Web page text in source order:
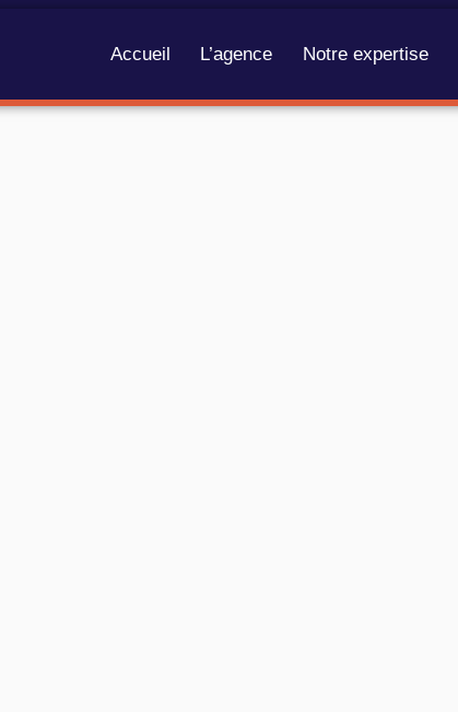
Accueil L’agence Notre expertise